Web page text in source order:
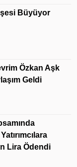
Büyüyor
Özkan Aşk
Geldi
Lira Ödendi